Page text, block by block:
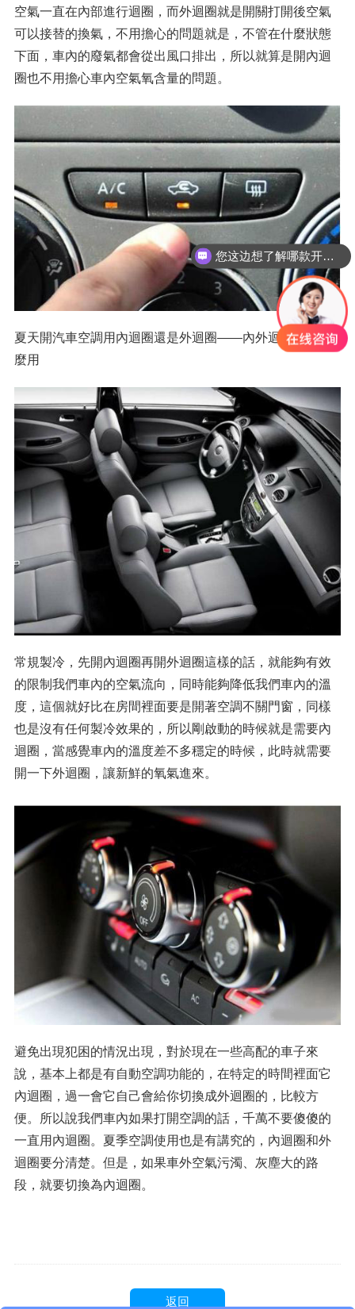
空氣一直在內部進行迴圈，而外迴圈就是開關打開後空氣
可以接替的換氣，不用擔心的問題就是，不管在什麼狀態
下面，車內的廢氣都會從出風口排出，所以就算是開內迴
圈也不用擔心車內空氣氧含量的問題。
夏天開汽車空調用內迴圈還是外迴圈——內外迴圈應該怎
麼用
常規製冷，先開內迴圈再開外迴圈這樣的話，就能夠有效
的限制我們車內的空氣流向，同時能夠降低我們車內的溫
度，這個就好比在房間裡面要是開著空調不關門窗，同樣
也是沒有任何製冷效果的，所以剛啟動的時候就是需要內
迴圈，當感覺車內的溫度差不多穩定的時候，此時就需要
開一下外迴圈，讓新鮮的氧氣進來。
避免出現犯困的情況出現，對於現在一些高配的車子來
說，基本上都是有自動空調功能的，在特定的時間裡面它
內迴圈，過一會它自己會給你切換成外迴圈的，比較方
便。所以說我們車內如果打開空調的話，千萬不要傻傻的
一直用內迴圈。夏季空調使用也是有講究的，內迴圈和外
迴圈要分清楚。但是，如果車外空氣污濁、灰塵大的路
段，就要切換為內迴圈。
返回
您这边想了解哪款开关？